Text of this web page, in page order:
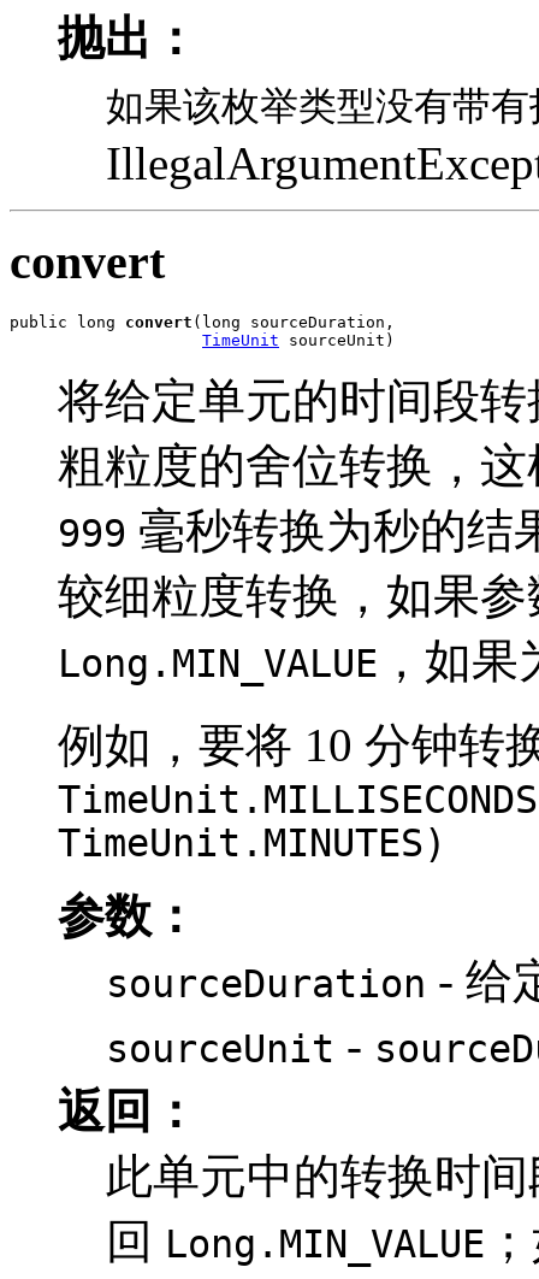
抛出：
如果该枚举类型没有带
convert
public long convert (long sourceDuration,
TimeUnit sourceUnit)
将给定单元的时间段
粗粒度的舍位转换，
999 毫秒转换为秒的结
较细粒度转换，如果
Long.MIN_VALUE ，如
例如，要将 10 分钟转
TimeUnit.MINUTES)
参数：
sourceDuration - 给
sourceUnit -
返回：
此单元中的转换时
回 Long.MIN_VALUE